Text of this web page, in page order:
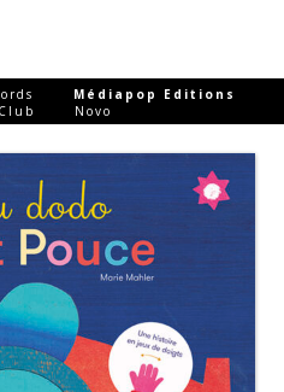
Médiapop Editions
Novo